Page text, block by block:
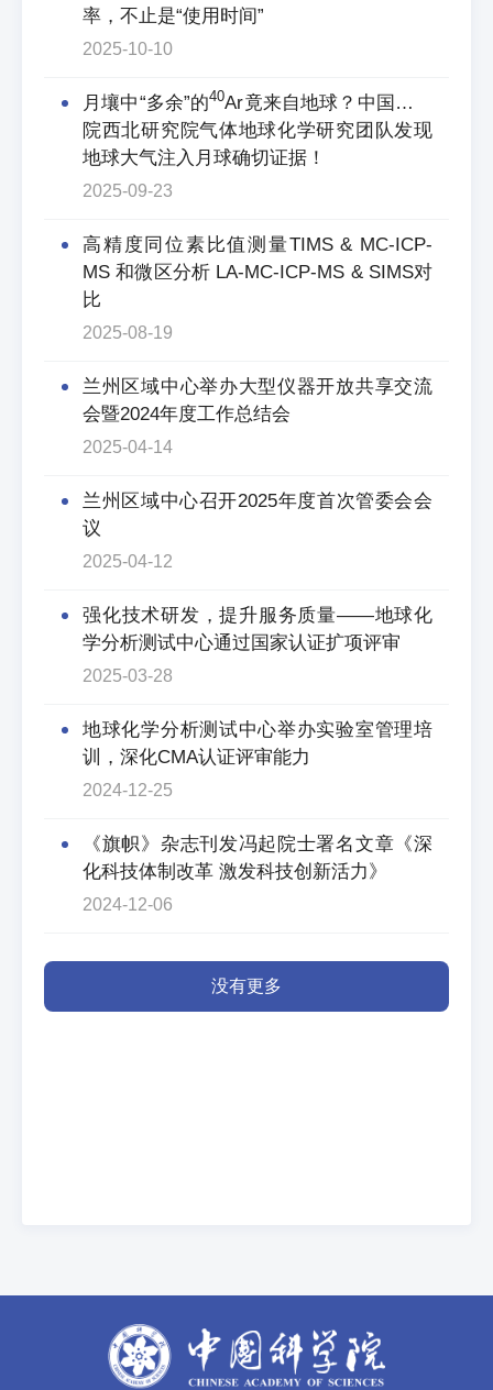
率，不止是“使用时间”
2025-10-10
月壤中“多余”的40Ar竟来自地球？中国科学
院西北研究院气体地球化学研究团队发现
地球大气注入月球确切证据！
2025-09-23
高精度同位素比值测量TIMS & MC-ICP-
MS 和微区分析 LA-MC-ICP-MS & SIMS对
比
2025-08-19
兰州区域中心举办大型仪器开放共享交流
会暨2024年度工作总结会
2025-04-14
兰州区域中心召开2025年度首次管委会会
议
2025-04-12
强化技术研发，提升服务质量——地球化
学分析测试中心通过国家认证扩项评审
2025-03-28
地球化学分析测试中心举办实验室管理培
训，深化CMA认证评审能力
2024-12-25
《旗帜》杂志刊发冯起院士署名文章《深
化科技体制改革 激发科技创新活力》
2024-12-06
没有更多